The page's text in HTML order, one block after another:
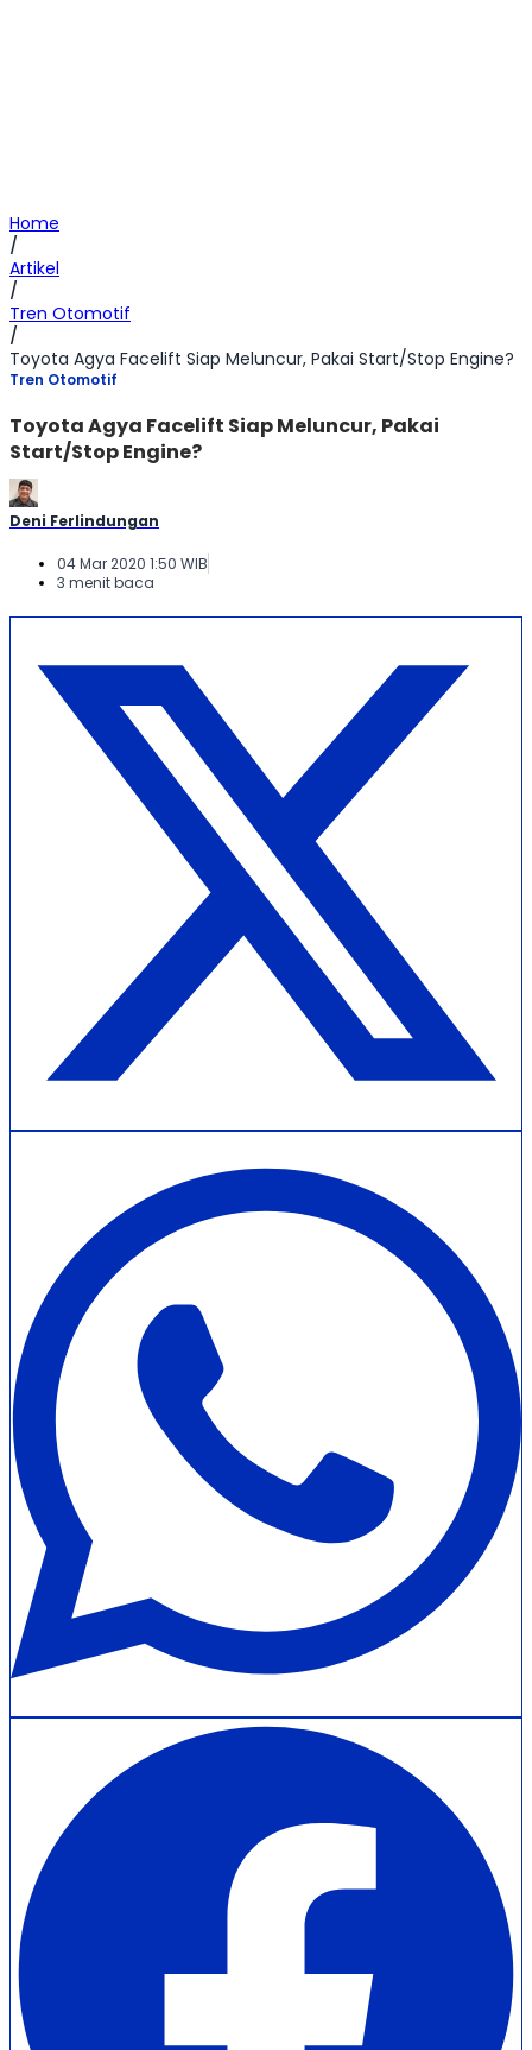
Home
/
Artikel
/
Tren Otomotif
/
Toyota Agya Facelift Siap Meluncur, Pakai Start/Stop Engine?
Tren Otomotif
Toyota Agya Facelift Siap Meluncur, Pakai
Start/Stop Engine?
Deni Ferlindungan
04 Mar 2020 1:50 WIB
3 menit baca